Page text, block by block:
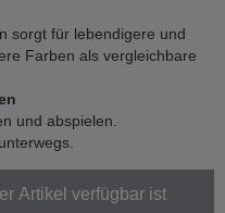
sorgt für lebendigere und
Farben als vergleichbare
und abspielen.
Artikel verfügbar ist